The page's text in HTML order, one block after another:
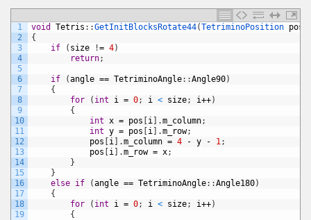
1
2
3
4
5
6
7
8
9
10
11
12
13
14
15
16
17
18
19
void Tetris : :GetInitBlocksRotate44(TetriminoPosition pos
{
if
( size != 4)
return;
if (angle == TetriminoAngle: :Angle90)
{
for
( int i = 0; i < size; i++)
{
int x = pos i .m_column;
int y = pos i .m_row;
pos
i .m_column = 4 - y - 1;
pos
i .m_row = x;
}
}
else if (angle == TetriminoAngle: :Angle180)
{
for
( int i = 0; i < size; i++)
{